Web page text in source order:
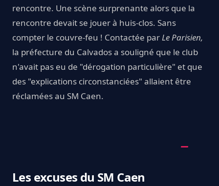
rencontre. Une scène surprenante alors que la
rencontre devait se jouer à huis-clos. Sans
compter le couvre-feu ! Contactée parLe Parisien,
la préfecture du Calvados a souligné que le club
n'avait pas eu de "dérogation particulière" et que
des "explications circonstanciées" allaient être
réclamées au SM Caen.
Les excuses du SM Caen